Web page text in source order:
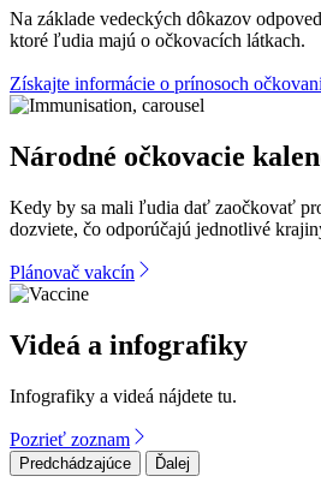
Na základe vedeckých dôkazov
ktoré ľudia majú o očkovacích látkach.
Získajte informácie o prínosoch
Národné očkovacie
Kedy by sa mali ľudia dať zaočkovať
dozviete, čo odporúčajú jednotlivé
Plánovač vakcín
Videá a infografiky
Infografiky a videá nájdete tu.
Pozrieť zoznam
Predchádzajúce Ďalej